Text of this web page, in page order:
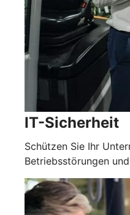
IT-Sicherheit
Schützen Sie Ihr
Betriebsstörungen